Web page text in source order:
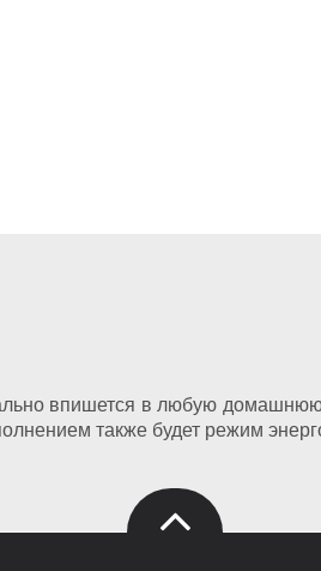
впишется в любую домашнюю
также будет режим